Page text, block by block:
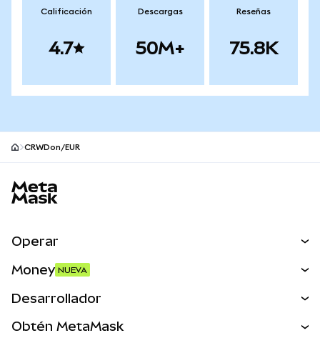
Calificación
4.7
Descargas
50M+
Reseñas
75.8K
CRWDon/EUR
Operar
Activos del mundo real
Money NUEVA
Desarrollador
Obtén MetaMask